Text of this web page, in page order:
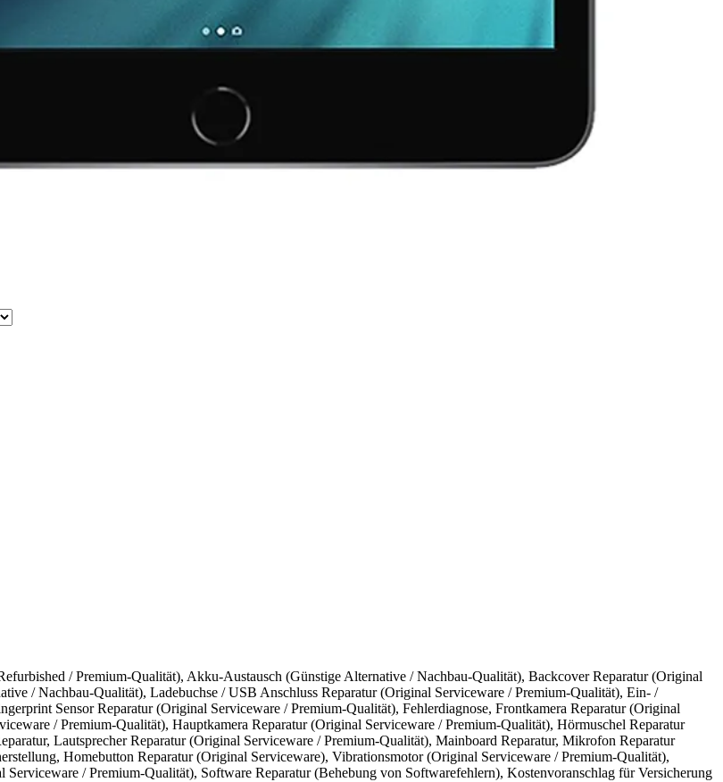
/ Premium-Qualität), Akku-Austausch (Günstige Alternative / Nachbau-Qualität), Backcover Reparatur (Original
/ Nachbau-Qualität), Ladebuchse / USB Anschluss Reparatur (Original Serviceware / Premium-Qualität), Ein- /
Sensor Reparatur (Original Serviceware / Premium-Qualität), Fehlerdiagnose, Frontkamera Reparatur (Original
/ Premium-Qualität), Hauptkamera Reparatur (Original Serviceware / Premium-Qualität), Hörmuschel Reparatur
, Lautsprecher Reparatur (Original Serviceware / Premium-Qualität), Mainboard Reparatur, Mikrofon Reparatur
, Homebutton Reparatur (Original Serviceware), Vibrationsmotor (Original Serviceware / Premium-Qualität),
Serviceware / Premium-Qualität), Software Reparatur (Behebung von Softwarefehlern), Kostenvoranschlag für Versicherung